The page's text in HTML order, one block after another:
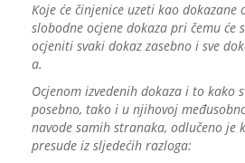
Koje će činjenice uzeti kao dokazane
slobodne ocjene dokaza pri čemu će
ocjeniti svaki dokaz zasebno i sve
a.
Ocjenom izvedenih dokaza i to kako
posebno, tako i u njihovoj
navode samih stranaka, odlučeno je
presude iz sljedećih razloga: